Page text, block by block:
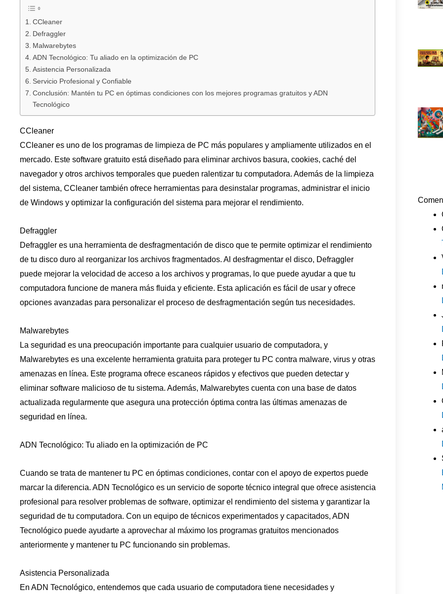
CCleaner
Defraggler
Malwarebytes
ADN Tecnológico: Tu aliado en la optimización de PC
Asistencia Personalizada
Servicio Profesional y Confiable
Conclusión: Mantén tu PC en óptimas condiciones con los mejores programas gratuitos y ADN
Tecnológico
CCleaner
CCleaner es uno de los programas de limpieza de PC más populares y ampliamente utilizados en el
mercado. Este software gratuito está diseñado para eliminar archivos basura, cookies, caché del
navegador y otros archivos temporales que pueden ralentizar tu computadora. Además de la limpieza
del sistema, CCleaner también ofrece herramientas para desinstalar programas, administrar el inicio
de Windows y optimizar la configuración del sistema para mejorar el rendimiento.
Defraggler
Defraggler es una herramienta de desfragmentación de disco que te permite optimizar el rendimiento
de tu disco duro al reorganizar los archivos fragmentados. Al desfragmentar el disco, Defraggler
puede mejorar la velocidad de acceso a los archivos y programas, lo que puede ayudar a que tu
computadora funcione de manera más fluida y eficiente. Esta aplicación es fácil de usar y ofrece
opciones avanzadas para personalizar el proceso de desfragmentación según tus necesidades.
Malwarebytes
La seguridad es una preocupación importante para cualquier usuario de computadora, y
Malwarebytes es una excelente herramienta gratuita para proteger tu PC contra malware, virus y otras
amenazas en línea. Este programa ofrece escaneos rápidos y efectivos que pueden detectar y
eliminar software malicioso de tu sistema. Además, Malwarebytes cuenta con una base de datos
actualizada regularmente que asegura una protección óptima contra las últimas amenazas de
seguridad en línea.
ADN Tecnológico: Tu aliado en la optimización de PC
Cuando se trata de mantener tu PC en óptimas condiciones, contar con el apoyo de expertos puede
marcar la diferencia. ADN Tecnológico es un servicio de soporte técnico integral que ofrece asistencia
profesional para resolver problemas de software, optimizar el rendimiento del sistema y garantizar la
seguridad de tu computadora. Con un equipo de técnicos experimentados y capacitados, ADN
Tecnológico puede ayudarte a aprovechar al máximo los programas gratuitos mencionados
anteriormente y mantener tu PC funcionando sin problemas.
Asistencia Personalizada
En ADN Tecnológico, entendemos que cada usuario de computadora tiene necesidades y